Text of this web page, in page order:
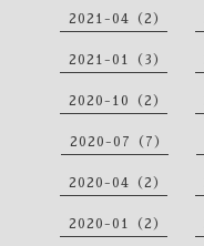
2021-04（2）
2021-01（3）
2020-10（2）
2020-07（7）
2020-04（2）
2020-01（2）